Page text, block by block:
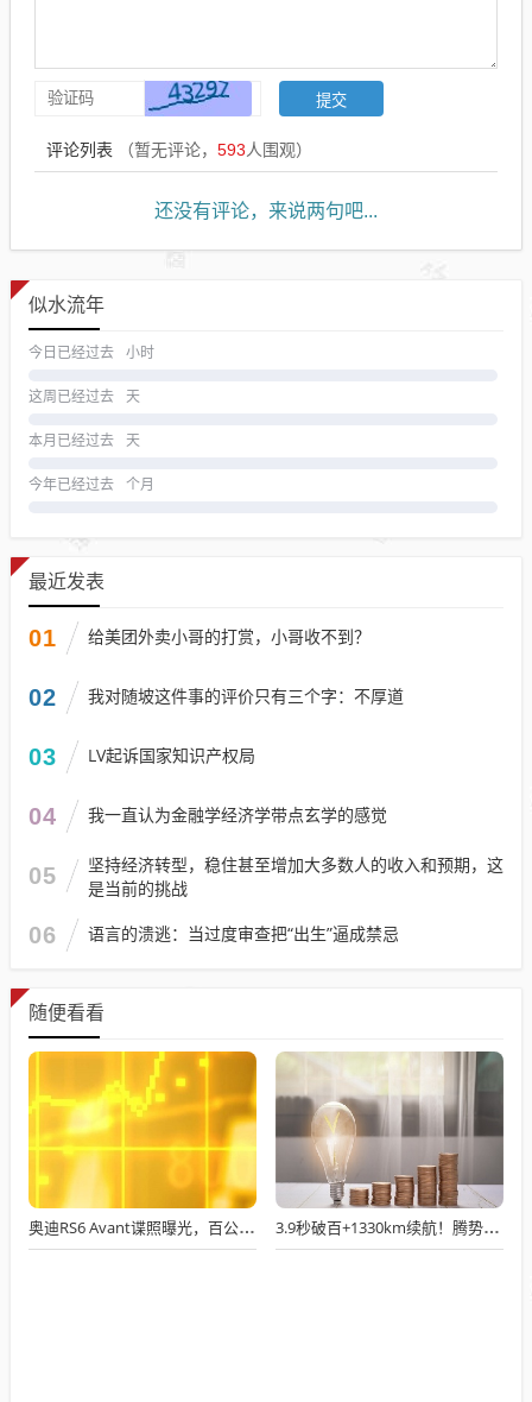
评论列表 （暂无评论， 593人围观）
还没有评论，来说两句吧...
似水流年
今日已经过去 小时
这周已经过去 天
本月已经过去 天
今年已经过去 个月
最近发表
01 给美团外卖小哥的打赏，小哥收不到？
02 我对随坡这件事的评价只有三个字：不厚道
03 LV起诉国家知识产权局
04 我一直认为金融学经济学带点玄学的感觉
05
坚持经济转型，稳住甚至增加大多数人的收入和预期，这
是当前的挑战
06 语言的溃逃：当过度审查把“出生”逼成禁忌
随便看看
奥迪RS6 Avant谍照曝光，百公里加速或进入3秒俱乐部？ 3.9秒破百+1330km续航！腾势N9上市，38.98万起重新定义旗舰SUV